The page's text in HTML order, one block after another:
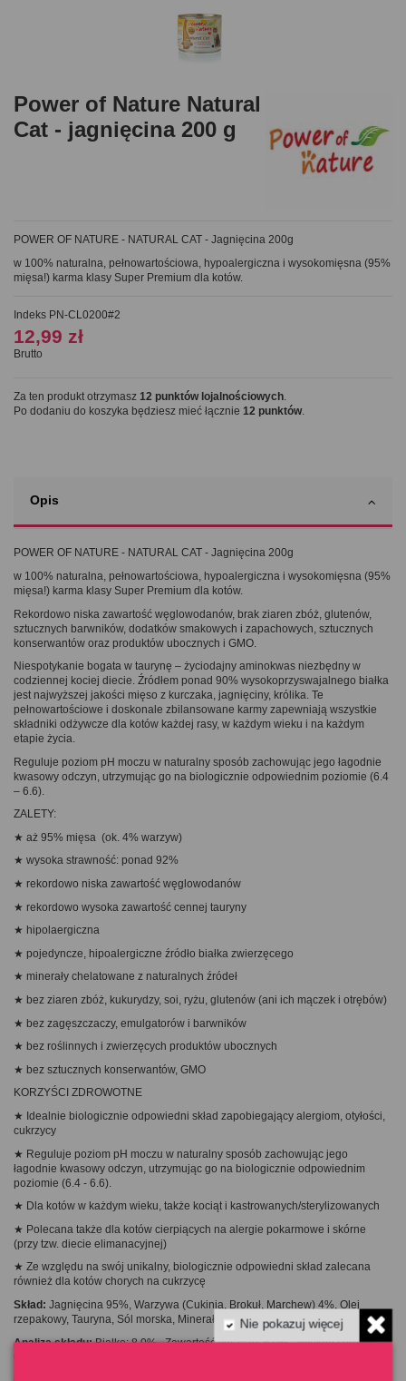
Power of Nature Natural
Cat - jagnięcina 200 g
POWER OF NATURE - NATURAL CAT - Jagnięcina 200g
w 100% naturalna, pełnowartościowa, hypoalergiczna i wysokomięsna (95%
mięsa!) karma klasy Super Premium dla kotów.
Indeks PN-CL0200#2
12,99 zł
Brutto
Za ten produkt otrzymasz 12 punktów lojalnościowych
Po dodaniu do koszyka będziesz mieć łącznie 12 punktów.
Opis
POWER OF NATURE - NATURAL CAT - Jagnięcina 200g
w 100% naturalna, pełnowartościowa, hypoalergiczna i wysokomięsna (95%
mięsa!) karma klasy Super Premium dla kotów.
Rekordowo niska zawartość węglowodanów, brak ziaren zbóż, glutenów,
sztucznych barwników, dodatków smakowych i zapachowych, sztucznych
konserwantów oraz produktów ubocznych i GMO.
Niespotykanie bogata w taurynę – życiodajny aminokwas niezbędny w
codziennej kociej diecie. Źródłem ponad 90% wysokoprzyswajalnego białka
jest najwyższej jakości mięso z kurczaka, jagnięciny, królika. Te
pełnowartościowe i doskonale zbilansowane karmy zapewniają wszystkie
składniki odżywcze dla kotów każdej rasy, w każdym wieku i na każdym
etapie życia.
Reguluje poziom pH moczu w naturalny sposób zachowując jego łagodnie
kwasowy odczyn, utrzymując go na biologicznie odpowiednim poziomie (6.4
– 6.6).
ZALETY:
★ aż 95% mięsa (ok. 4% warzyw)
★ wysoka strawność: ponad 92%
★ rekordowo niska zawartość węglowodanów
★ rekordowo wysoka zawartość cennej tauryny
★ hipolaergiczna
★ pojedyncze, hipoalergiczne źródło białka zwierzęcego
★ minerały chelatowane z naturalnych źródeł
★ bez ziaren zbóż, kukurydzy, soi, ryżu, glutenów (ani ich mączek i otrębów)
★ bez zagęszczaczy, emulgatorów i barwników
★ bez roślinnych i zwierzęcych produktów ubocznych
★ bez sztucznych konserwantów, GMO
KORZYŚCI ZDROWOTNE
★ Idealnie biologicznie odpowiedni skład zapobiegający alergiom, otyłości,
cukrzycy
★ Reguluje poziom pH moczu w naturalny sposób zachowując jego
łagodnie kwasowy odczyn, utrzymując go na biologicznie odpowiednim
poziomie (6.4 - 6.6).
★ Dla kotów w każdym wieku, także kociąt i kastrowanych/sterylizowanych
★ Polecana także dla kotów cierpiących na alergie pokarmowe i skórne
(przy tzw. diecie elimanacyjnej)
★ Ze względu na swój unikalny, biologicznie odpowiedni skład zalecana
również dla kotów chorych na cukrzycę
Skład: Jagnięcina 95%, Warzywa (Cukinia, Brokuł, Marchew) 4%, Olej
rzepakowy, Tauryna, Sól morska, Minerały, Witaminy.
Analiza składu:Białko: 8,0%,, Zawartość tłuszczu: 6,0%, Włókno surowe
Nie pokazuj więcej